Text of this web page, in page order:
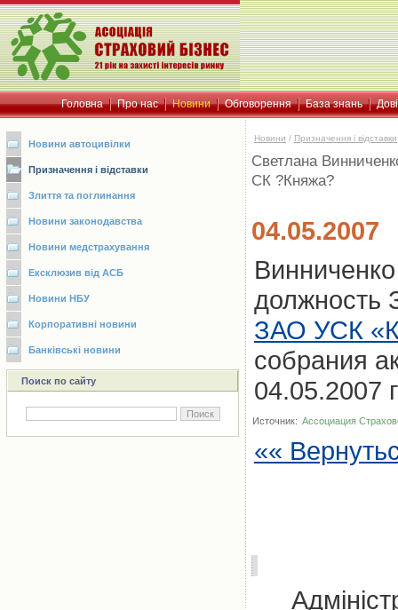
Головна Про нас Новини Обговорення База знань
Новини автоцивілки
Призначення і відставки
Злиття та поглинання
Новини законодавства
Новини медстрахування
Ексклюзив від АСБ
Новини НБУ
Корпоративні новини
Банківські новини
Поиск по сайту
Новини / Призначення і відставки
Светлана
СК ?Княжа?
04.05.2007
должность
ЗАО УСК
собрания
04.05.2007
Источник: Ассоциация
««